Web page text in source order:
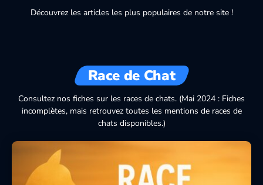
Découvrez les articles les plus populaires de notre site !
CATS
Pourquoi les chats pétrissent ?
Signification et conseils
CATS
Race de Chat
Consultez nos fiches sur les races de chats. (Mai 2024 : Fiches
incomplètes, mais retrouvez toutes les mentions de races de
chats disponibles.)